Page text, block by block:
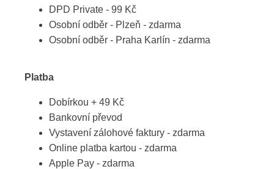
DPD Private - 99 Kč
Osobní odběr - Plzeň - zdarma
Osobní odběr - Praha Karlín - zdarma
Platba
Dobírkou + 49 Kč
Bankovní převod
Vystavení zálohové faktury - zdarma
Online platba kartou - zdarma
Apple Pay - zdarma